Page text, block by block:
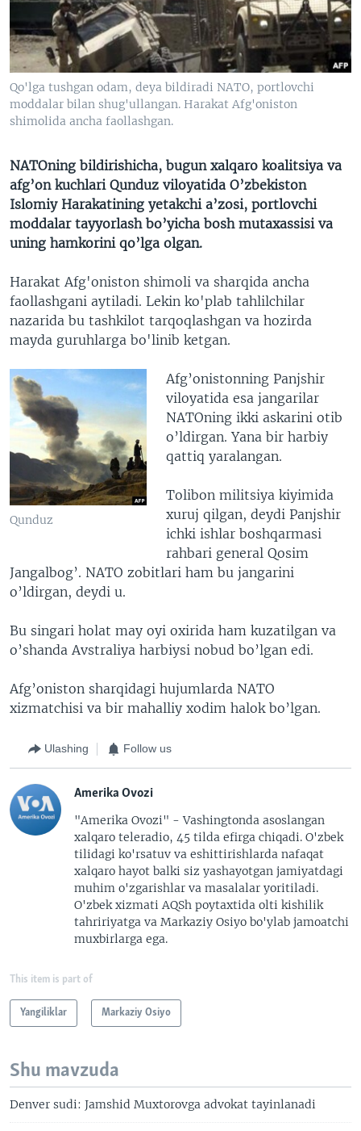
VIDEO
XABARLAR SURATLARDA
ODNOKLASSNIKI
TELEGRAM
TWITTER
SOUNDCLOUD
VOA
Qo'lga tushgan odam, deya bildiradi NATO, portlovchi
moddalar bilan shug'ullangan. Harakat Afg'oniston
shimolida ancha faollashgan.
NATOning bildirishicha, bugun xalqaro koalitsiya va
afg’on kuchlari Qunduz viloyatida O’zbekiston
Islomiy Harakatining yetakchi a’zosi, portlovchi
moddalar tayyorlash bo’yicha bosh mutaxassisi va
uning hamkorini qo’lga olgan.
Harakat Afg'oniston shimoli va sharqida ancha
faollashgani aytiladi. Lekin ko'plab tahlilchilar
nazarida bu tashkilot tarqoqlashgan va hozirda
mayda guruhlarga bo'linib ketgan.
Qunduz
Afg’onistonning Panjshir
viloyatida esa jangarilar
NATOning ikki askarini otib
o’ldirgan. Yana bir harbiy
qattiq yaralangan.
Tolibon militsiya kiyimida
xuruj qilgan, deydi Panjshir
ichki ishlar boshqarmasi
rahbari general Qosim
Jangalbog’. NATO zobitlari ham bu jangarini
o’ldirgan, deydi u.
Bu singari holat may oyi oxirida ham kuzatilgan va
o’shanda Avstraliya harbiysi nobud bo’lgan edi.
Afg’oniston sharqidagi hujumlarda NATO
xizmatchisi va bir mahalliy xodim halok bo’lgan.
Ulashing Follow us
Amerika Ovozi
"Amerika Ovozi" - Vashingtonda asoslangan
xalqaro teleradio, 45 tilda efirga chiqadi. O'zbek
tilidagi ko'rsatuv va eshittirishlarda nafaqat
xalqaro hayot balki siz yashayotgan jamiyatdagi
muhim o'zgarishlar va masalalar yoritiladi.
O'zbek xizmati AQSh poytaxtida olti kishilik
tahririyatga va Markaziy Osiyo bo'ylab jamoatchi
muxbirlarga ega.
This item is part of
Yangiliklar Markaziy Osiyo
Shu mavzuda
Denver sudi: Jamshid Muxtorovga advokat tayinlanadi